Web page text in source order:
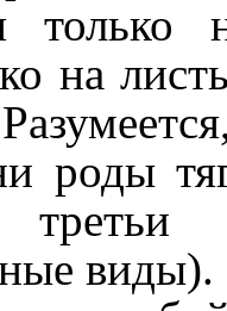
только
на
роды
виды).